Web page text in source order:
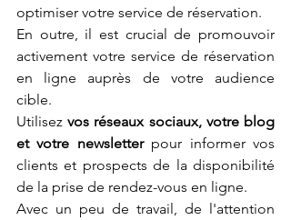
optimiser votre service de réservation.
En outre, il est crucial de promouvoir
activement votre service de réservation
en ligne auprès de votre audience
cible.
Utilisez vos réseaux sociaux, votre blog
et votre newsletter pour informer vos
clients et prospects de la disponibilité
de la prise de rendez-vous en ligne.
Avec un peu de travail, de l'attention